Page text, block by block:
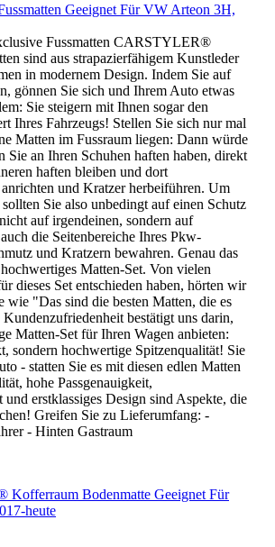
Geeignet Für VW Arteon 3H,
Fussmatten CARSTYLER®
sind aus strapazierfähigem Kunstleder
in modernem Design. Indem Sie auf
gönnen Sie sich und Ihrem Auto etwas
Sie steigern mit Ihnen sogar den
Ihres Fahrzeugs! Stellen Sie sich nur mal
Matten im Fussraum liegen: Dann würde
Sie an Ihren Schuhen haften haben, direkt
haften bleiben und dort
und Kratzer herbeiführen. Um
Sie also unbedingt auf einen Schutz
auf irgendeinen, sondern auf
die Seitenbereiche Ihres Pkw-
und Kratzern bewahren. Genau das
Matten-Set. Von vielen
dieses Set entschieden haben, hörten wir
wie "Das sind die besten Matten, die es
bestätigt uns darin,
Matten-Set für Ihren Wagen anbieten:
sondern hochwertige Spitzenqualität! Sie
- statten Sie es mit diesen edlen Matten
hohe Passgenauigkeit,
und erstklassiges Design sind Aspekte, die
Greifen Sie zu Lieferumfang: -
- Hinten Gastraum